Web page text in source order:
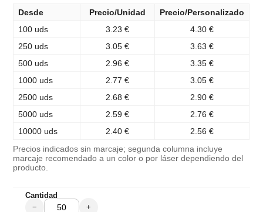
Desde Precio/Unidad
Precio/Personalizado
100 uds
3.23 €
4.30 €
250 uds
3.05 €
3.63 €
500 uds
2.96 €
3.35 €
1000 uds
2.77 €
3.05 €
2500 uds
2.68 €
2.90 €
5000 uds
2.59 €
2.76 €
10000 uds
2.40 € 2.56 €
Precios indicados sin marcaje; segunda columna incluye
marcaje recomendado a un color o por láser dependiendo del
producto.
Cantidad
− +